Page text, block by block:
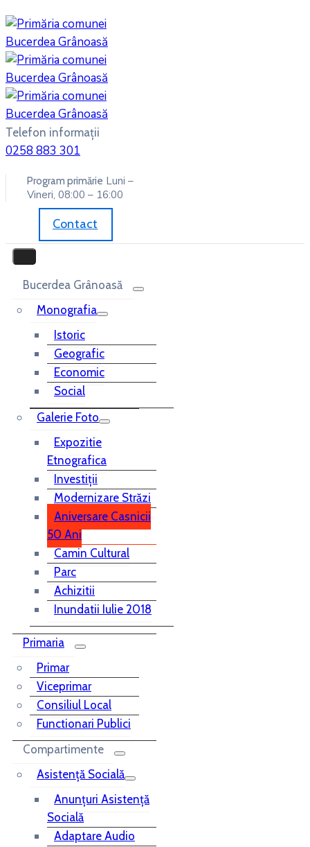
Telefon informații
0258 883 301
Program primărie Luni –
Vineri, 08:00 – 16:00
Contact
Bucerdea Grânoasă
Monografia
Istoric
Geografic
Economic
Social
Galerie Foto
Expozitie
Etnografica
Investiții
Modernizare Străzi
Aniversare Casnicii
50 Ani
Camin Cultural
Parc
Achizitii
Inundatii Iulie 2018
Primaria
Primar
Viceprimar
Consiliul Local
Functionari Publici
Compartimente
Asistență Socială
Anunțuri Asistență
Socială
Adaptare Audio